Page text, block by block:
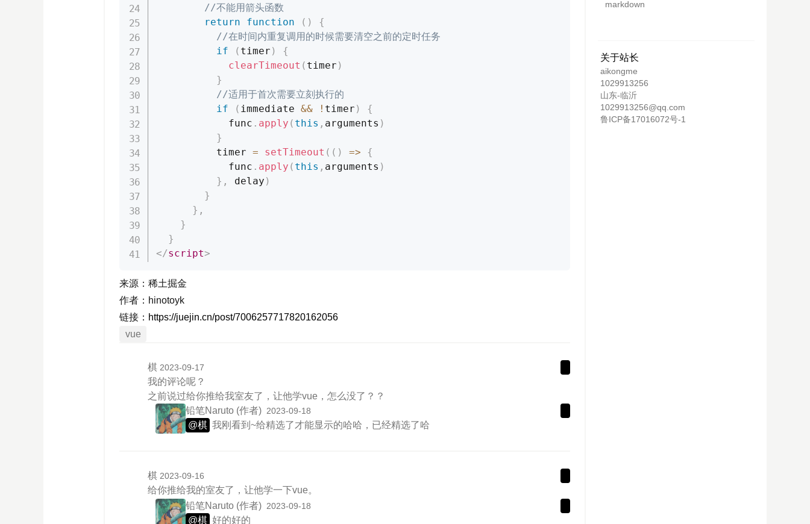
//不能用箭头函数
return
function ( )
{
//在时间内重复调用的时候需要清空之前的定时任务
if
( timer )
{
clearTimeout ( timer )
}
//适用于首次需要立刻执行的
if
( immediate && ! timer )
{
            func
. apply ( this , arguments )
}
          timer
= setTimeout ( ( ) =>
{
            func
. apply ( this , arguments )
} , delay )
}
} ,
}
}
</script>
来源：稀土掘金
作者：hinotoyk
链接： https://juejin.cn/post/7006257717820162056
vue
棋 2023-09-17
我的评论呢？
之前说过给你推给我室友了，让他学vue，怎么没了？？
铅笔Naruto (作者) 2023-09-18
@棋 我刚看到~给精选了才能显示的哈哈，已经精选了哈
棋 2023-09-16
给你推给我的室友了，让他学一下vue。
铅笔Naruto (作者) 2023-09-18
@棋 好的好的
markdown
关于站长
aikongme
1029913256
山东-临沂
1029913256@qq.com
鲁ICP备17016072号-1